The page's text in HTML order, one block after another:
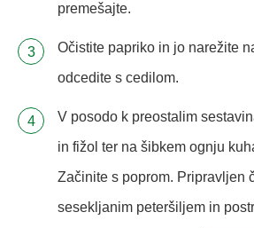
premešajte.
Očistite papriko in jo narežite
odcedite s cedilom.
V posodo k preostalim
in fižol ter na šibkem ognju
Začinite s poprom. Pripravljen
sesekljanim peteršiljem in